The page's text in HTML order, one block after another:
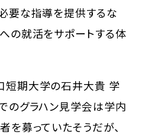
要な指導を提供するな
の就活をサポートする体
期大学の石井大貴 学
のグラハン見学会は学内
を募っていたそうだが、